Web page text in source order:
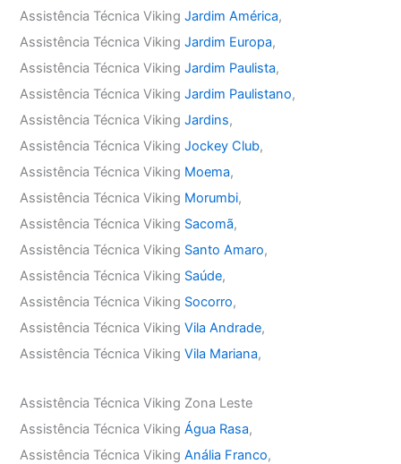
Assistência Técnica VikingJardim América,
Assistência Técnica VikingJardim Europa,
Assistência Técnica VikingJardim Paulista,
Assistência Técnica VikingJardim Paulistano,
Assistência Técnica VikingJardins,
Assistência Técnica VikingJockey Club,
Assistência Técnica Viking Moema,
Assistência Técnica Viking Morumbi,
Assistência Técnica Viking Sacomã,
Assistência Técnica Viking Santo Amaro,
Assistência Técnica Viking Saúde,
Assistência Técnica Viking Socorro,
Assistência Técnica VikingVila Andrade,
Assistência Técnica VikingVila Mariana,
Assistência Técnica Viking Zona Leste
Assistência Técnica VikingÁgua Rasa,
Assistência Técnica VikingAnália Franco,